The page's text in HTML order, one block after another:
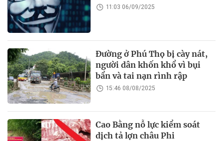
11:03 06/09/2025
Đường ở Phú Thọ bị cày nát,
người dân khốn khổ vì bụi
bẩn và tai nạn rình rập
15:46 08/08/2025
Cao Bằng nỗ lực kiểm soát
dịch tả lợn châu Phi